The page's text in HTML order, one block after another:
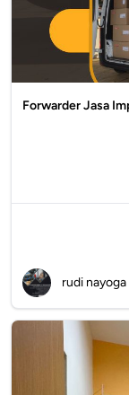
Forwarder Jasa
rudi nayoga